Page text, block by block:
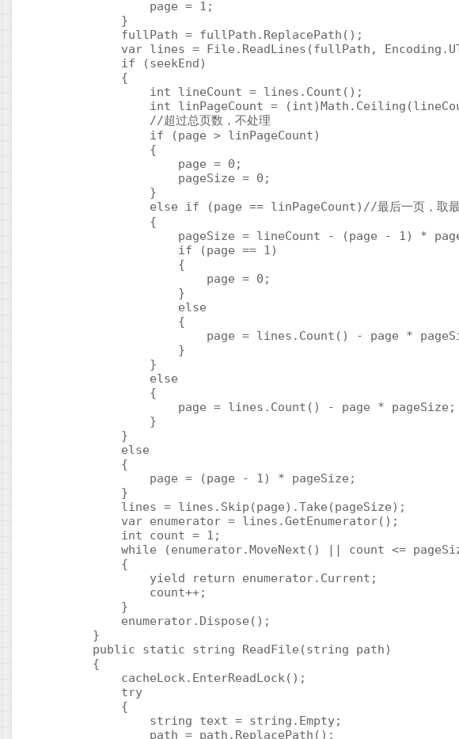
page = 1;
}
fullPath = fullPath.ReplacePath();
var lines = File.ReadLines(fullPath,
if (seekEnd)
{
int lineCount = lines.Count();
int linPageCount = (int)Math.Ceiling(lineCount
//超过总页数，不处理
if (page > linPageCount)
{
page = 0;
pageSize = 0;
}
else if (page == linPageCount)//最后一页，取最后一
{
pageSize = lineCount - (page - 1) *
if (page == 1)
{
page = 0;
}
else
{
page = lines.Count() - page *
}
}
else
{
page = lines.Count() - page * pageSize;
}
}
else
{
page = (page - 1) * pageSize;
}
lines = lines.Skip(page).Take(pageSize);
var enumerator = lines.GetEnumerator();
int count = 1;
while (enumerator.MoveNext() || count <=
{
yield return enumerator.Current;
count++;
}
enumerator.Dispose();
}
public static string ReadFile(string path)
{
cacheLock.EnterReadLock();
try
{
string text = string.Empty;
path = path.ReplacePath();